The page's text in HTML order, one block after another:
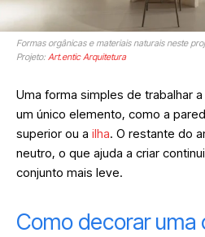
Formas orgânicas e materiais naturais neste
Projeto: Art.entic Arquitetura
Uma forma simples de trabalhar
um único elemento, como a
superior ou a ilha. O restante do
neutro, o que ajuda a criar
conjunto mais leve.
Como decorar uma